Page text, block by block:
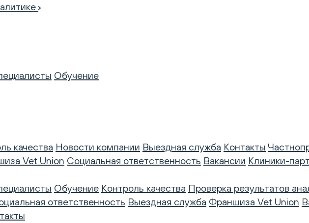
Обучение
качества Новости компании Выездная служба Контакты
Vet Union Социальная ответственность Вакансии Клиники-
Обучение Контроль качества Проверка результатов
ответственность Выездная служба Франшиза Vet Union